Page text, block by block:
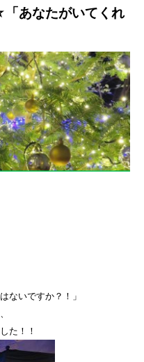
あなたがいてくれ
はないですか？！」
た！！